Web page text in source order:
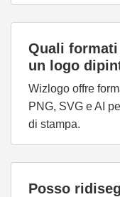
Quali
un logo
Wizlogo offre
PNG, SVG e AI
di stampa.
Posso